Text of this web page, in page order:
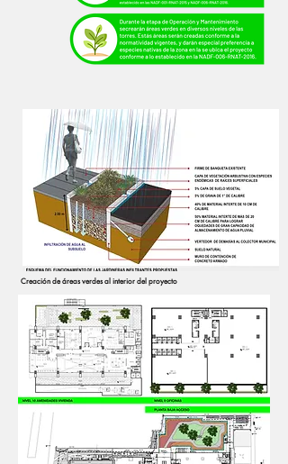
Creación de áreas verdes al interior del proyecto